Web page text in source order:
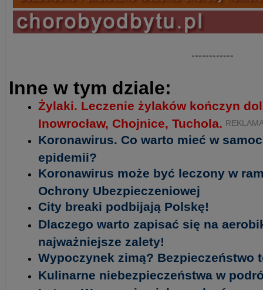
------------
Inne w tym dziale:
Żylaki. Leczenie żylaków kończyn
Inowrocław, Chojnice, Tuchola.
Koronawirus. Co warto mieć w
epidemii?
Koronawirus może być leczony w
Ochrony Ubezpieczeniowej
City breaki podbijają Polskę!
Dlaczego warto zapisać się na
najważniejsze zalety!
Wypoczynek zimą? Bezpieczeństwo
Kulinarne niebezpieczeństwa w